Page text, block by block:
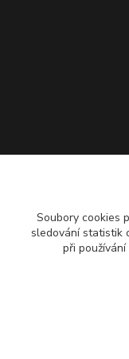
Soubory cookies
sledování statistik
při